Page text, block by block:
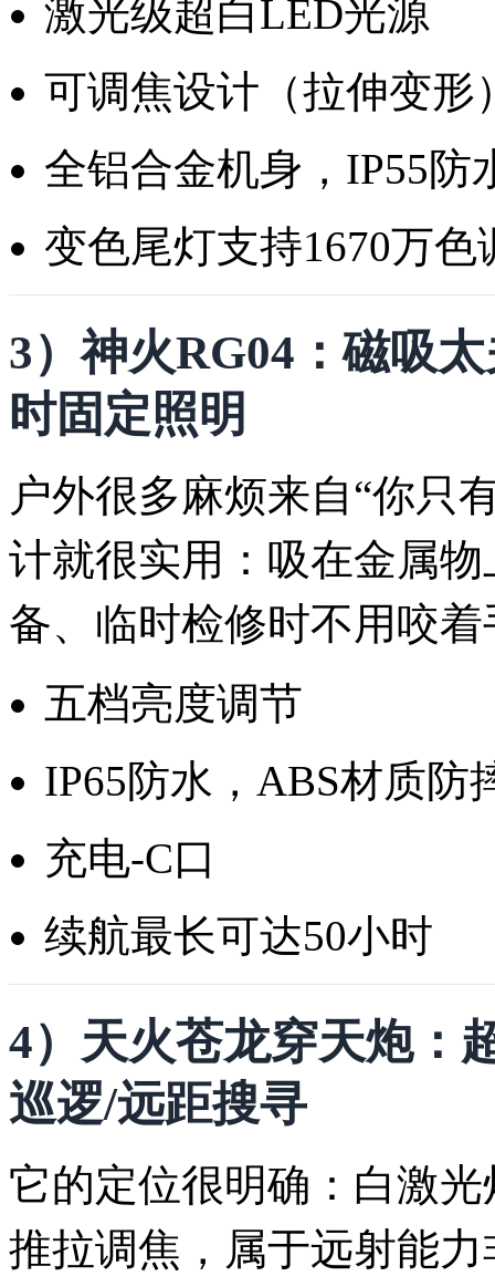
激光级超白LED光源
可调焦设计（拉伸变形
全铝合金机身，IP55防
变色尾灯支持1670万色
3）神火RG04：磁吸
时固定照明
户外很多麻烦来自“你只
计就很实用：吸在金属
备、临时检修时不用咬
五档亮度调节
IP65防水，ABS材质防
充电-C口
续航最长可达50小时
4）天火苍龙穿天炮：
巡逻/远距搜寻
它的定位很明确：白激
推拉调焦，属于远射能